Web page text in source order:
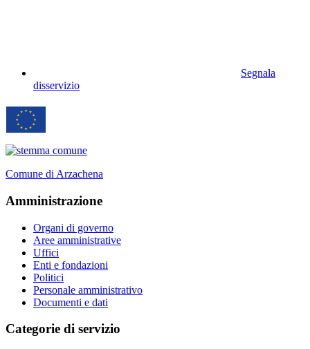
Segnala
disservizio
Comune di Arzachena
Amministrazione
Organi di governo
Aree amministrative
Uffici
Enti e fondazioni
Politici
Personale amministrativo
Documenti e dati
Categorie di servizio